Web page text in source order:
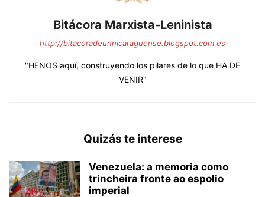
Bitácora Marxista-Leninista
http://bitacoradeunnicaraguense.blogspot.com.es
"HENOS aquí, construyendo los pilares de lo que HA DE
VENIR"
Quizás te interese
Venezuela: a memoria como
trincheira fronte ao espolio
imperial